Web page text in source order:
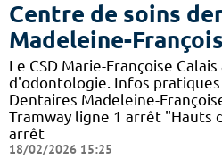
Centre de soins
Madeleine-
Le CSD Marie-Françoise
d'odontologie. Infos pratiques
Dentaires Madeleine-
Tramway ligne 1 arrêt "Hauts
arrêt
18/02/2026 15:25